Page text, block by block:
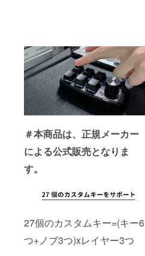
＃本商品は、正規メーカー
による公式販売となりま
す。
27個のカスタムキー=(キー6
つ+ノブ3つ)xレイヤー3つ